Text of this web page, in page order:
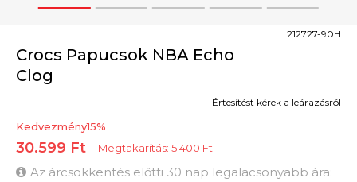
1 2 3 4 5
Crocs Papucsok NBA Echo
Clog
212727-90H
Kedvezmény15%
30.599 Ft Megtakarítás: 5.400 Ft
Az árcsökkentés előtti 30 nap legalacsonyabb ára:
Értesítést kérek a leárazásról